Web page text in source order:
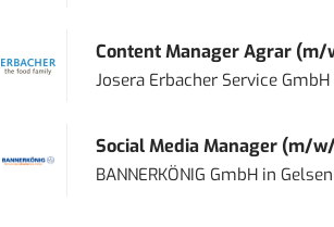
Content Manager Agrar
Josera Erbacher Service GmbH
Social Media Manager (m/
BANNERKÖNIG GmbHin